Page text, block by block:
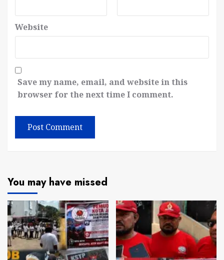
Website
Save my name, email, and website in this
browser for the next time I comment.
You may have missed